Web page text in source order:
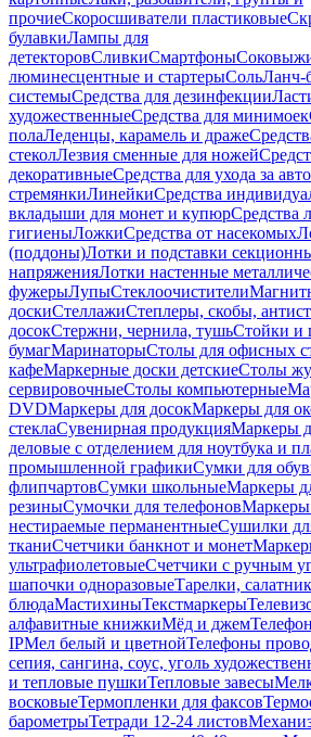
прочиеСкоросшиватели пластиковые
булавкиЛампы для
детекторовСливкиСмартфоны
люминесцентные и стартерыСольЛанч-
системыСредства для дезинфекции
художественныеСредства для минимоек
полаЛеденцы, карамель и драже
стеколЛезвия сменные для ножей
декоративныеСредства для ухода за
стремянкиЛинейкиСредства
вкладыши для монет и купюрСредства
гигиеныЛожкиСредства от насекомых
(поддоны)Лотки и подставки
напряженияЛотки настенные
фужерыЛупыСтеклоочистители
доскиСтеллажиСтеплеры, скобы,
досокСтержни, чернила, тушьСтойки и
бумагМаринаторыСтолы для офисных
кафеМаркерные доски детскиеСтолы
сервировочныеСтолы компьютерные
DVDМаркеры для досокМаркеры для
стеклаСувенирная продукцияМаркеры
деловые с отделением для ноутбука и
промышленной графикиСумки для
флипчартовСумки школьныеМаркеры
резиныСумочки для телефоновМаркеры
нестираемые перманентныеСушилки
тканиСчетчики банкнот и монет
ультрафиолетовыеСчетчики с ручным
шапочки одноразовыеТарелки,
блюдаМастихиныТекстмаркеры
алфавитные книжкиМёд и джем
IPМел белый и цветнойТелефоны
сепия, сангина, соус, уголь
и тепловые пушкиТепловые завесы
восковыеТермопленки для факсов
барометрыТетради 12-24 листов